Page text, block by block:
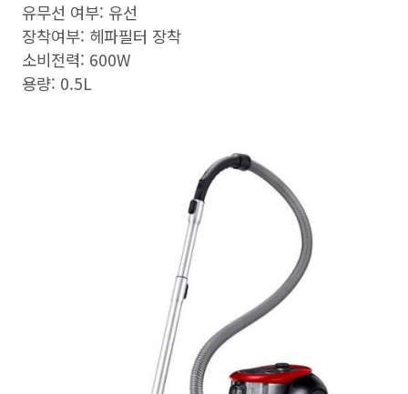
유무선 여부: 유선
장착여부: 헤파필터 장착
소비전력: 600W
용량: 0.5L